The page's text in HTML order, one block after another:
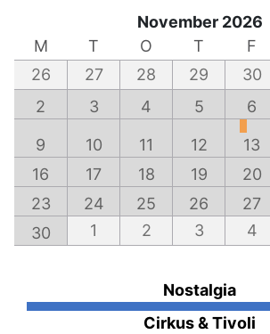
November 2026
M
T O T F
26
27 28 29 30
2
3 4 5 6
9 10 11 12 13
16
17 18 19 20
23
24 25 26 27
30
1 2 3 4
Nostalgia
Cirkus & Tivoli